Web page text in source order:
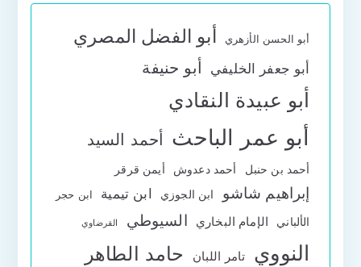
أبو الحسن الأزهري أبو الفضل المصري
أبو جعفر الخليفي أبو حنيفة
أبو عبيدة النقادي
أبو عمر الباحث أحمد السيد
أحمد بن حنبل أحمد دعدوش أيمن قرقر
إبراهيم شاشو ابن الجوزي ابن تيمية ابن حجر
الألباني الإمام البخاري السيوطي القرضاوي
النووي تامر اللبان حامد الطاهر